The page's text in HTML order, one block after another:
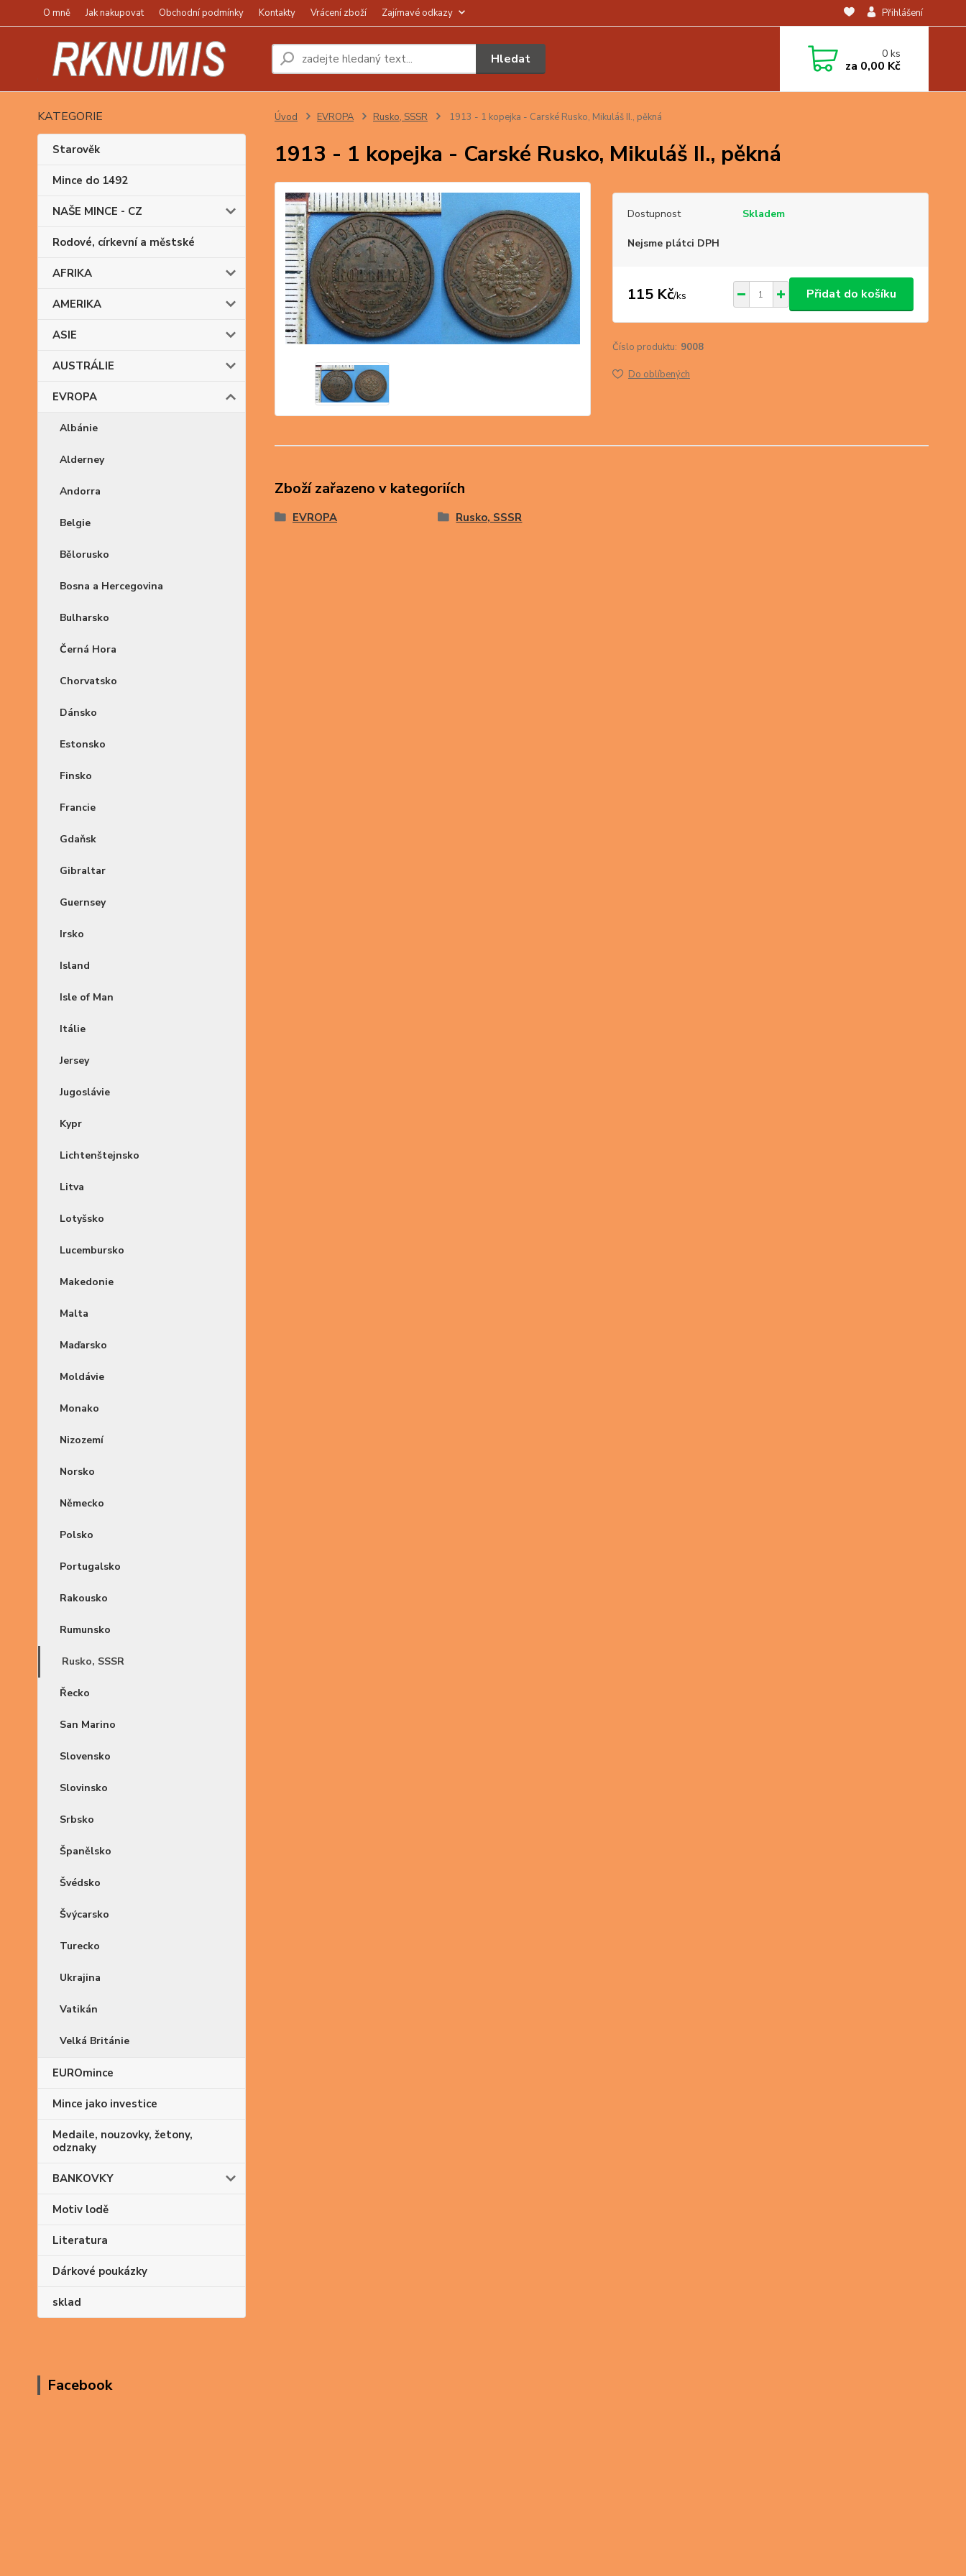
O mně Jak nakupovat Obchodní podmínky Kontakty Vrácení zboží Zajímavé odkazy Přihlášení
Hledat 0ks
za 0,00 Kč
KATEGORIE
Starověk
Mince do 1492
NAŠE MINCE - CZ
Rodové, církevní a městské
AFRIKA
AMERIKA
ASIE
AUSTRÁLIE
EVROPA
Albánie
Alderney
Andorra
Belgie
Bělorusko
Bosna a Hercegovina
Bulharsko
Černá Hora
Chorvatsko
Dánsko
Estonsko
Finsko
Francie
Gdaňsk
Gibraltar
Guernsey
Irsko
Island
Isle of Man
Itálie
Jersey
Jugoslávie
Kypr
Lichtenštejnsko
Litva
Lotyšsko
Lucembursko
Makedonie
Malta
Maďarsko
Moldávie
Monako
Nizozemí
Norsko
Německo
Polsko
Portugalsko
Rakousko
Rumunsko
Rusko, SSSR
Řecko
San Marino
Slovensko
Slovinsko
Srbsko
Španělsko
Švédsko
Švýcarsko
Turecko
Ukrajina
Vatikán
Velká Británie
EUROmince
Mince jako investice
Medaile, nouzovky, žetony,
odznaky
BANKOVKY
Motiv lodě
Literatura
Dárkové poukázky
sklad
Facebook
Úvod EVROPA Rusko, SSSR 1913 - 1 kopejka - Carské Rusko, Mikuláš II., pěkná
1913 - 1 kopejka - Carské Rusko, Mikuláš II., pěkná
Dostupnost Skladem
Nejsme plátci DPH
115 Kč/ks Přidat do košíku
Číslo produktu: 9008
Do oblíbených
Zboží zařazeno v kategoriích
EVROPA Rusko, SSSR